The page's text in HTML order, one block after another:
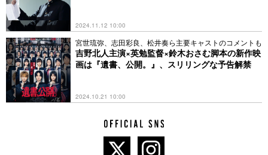
2024.11.12 10:00
宮世琉弥、志田彩良、松井奏ら主要キャストのコメントも
吉野北人主演×英勉監督×鈴木おさむ脚本の新作映
画は『遺書、公開。』、スリリングな予告解禁
2024.10.21 10:00